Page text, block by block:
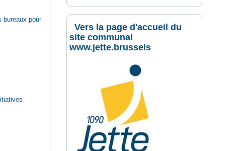
bureaux pour
Vers la page d'accueil du
site communal
www.jette.brussels